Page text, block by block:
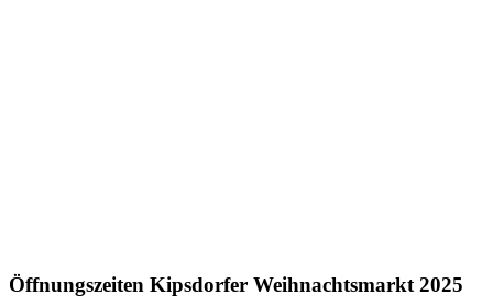
Öffnungszeiten Kipsdorfer Weihnachtsmarkt 2025